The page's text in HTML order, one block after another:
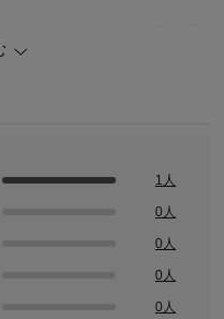
すい胡椒の香りを保ちます
1人
0人
0人
0人
0人